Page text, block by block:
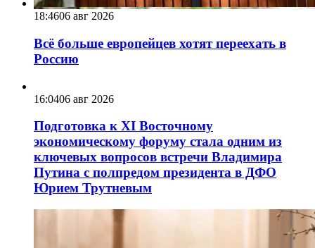
18:4606 авг 2026
Всё больше европейцев хотят переехать в
Россию
16:0406 авг 2026
Подготовка к XI Восточному
экономическому форуму стала одним из
ключевых вопросов встречи Владимира
Путина с полпредом президента в ДФО
Юрием Трутневым